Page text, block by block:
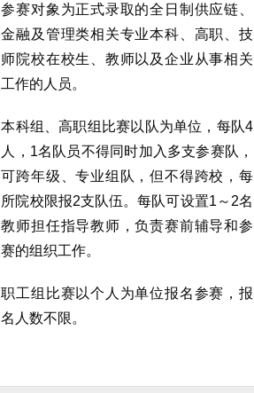
参赛对象为正式录取的全日制供应链、
金融及管理类相关专业本科、高职、技
师院校在校生、教师以及企业从事相关
工作的人员。
本科组、高职组比赛以队为单位，每队4
人，1名队员不得同时加入多支参赛队，
可跨年级、专业组队，但不得跨校，每
所院校限报2支队伍。每队可设置1～2名
教师担任指导教师，负责赛前辅导和参
赛的组织工作。
职工组比赛以个人为单位报名参赛，报
名人数不限。